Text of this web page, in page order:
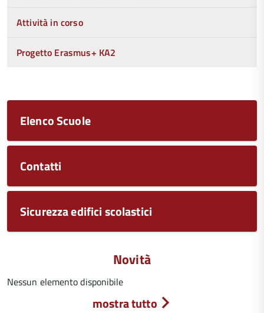
Attività in corso
Progetto Erasmus+ KA2
Elenco Scuole
Contatti
Sicurezza edifici scolastici
Novità
Nessun elemento disponibile
mostra tutto